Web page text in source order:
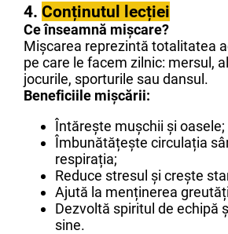
4. Conținutul lecției
Ce înseamnă mișcare?
Mișcarea reprezintă totalitatea
pe care le facem zilnic: mersul,
jocurile, sporturile sau dansul.
Beneficiile mișcării:
Întărește mușchii și oasele;
Îmbunătățește circulația
respirația;
Reduce stresul și crește
Ajută la menținerea
Dezvoltă spiritul de echipă
sine.